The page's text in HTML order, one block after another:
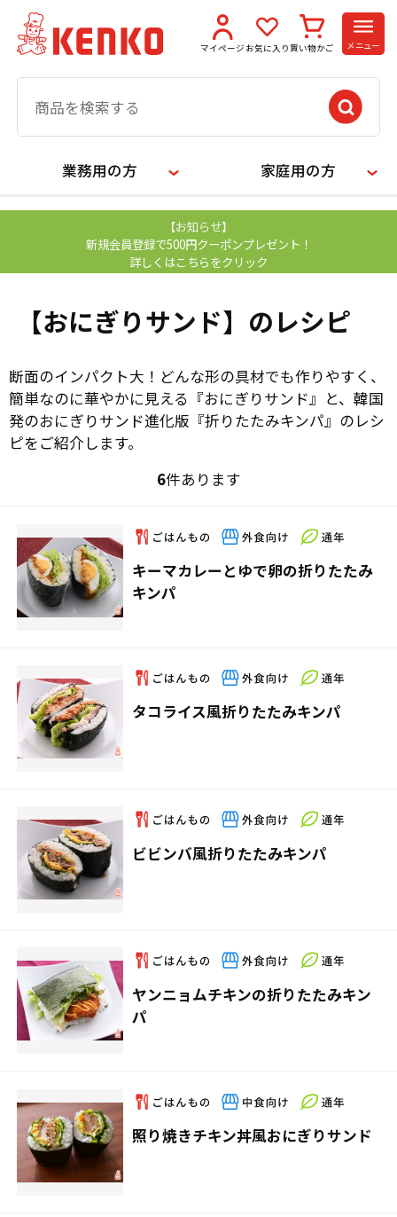
マイページ お気に入り 買い物かご メニュー
業務用の方 家庭用の方
【お知らせ】
新規会員登録で500円クーポンプレゼント！
詳しくはこちらをクリック
【おにぎりサンド】のレシピ
断面のインパクト大！どんな形の具材でも作りやすく、
簡単なのに華やかに見える『おにぎりサンド』と、韓国
発のおにぎりサンド進化版『折りたたみキンパ』のレシ
ピをご紹介します。
6件あります
キーマカレーとゆで卵の折りたたみ
キンパ
タコライス風折りたたみキンパ
ビビンバ風折りたたみキンパ
ヤンニョムチキンの折りたたみキン
パ
照り焼きチキン丼風おにぎりサンド